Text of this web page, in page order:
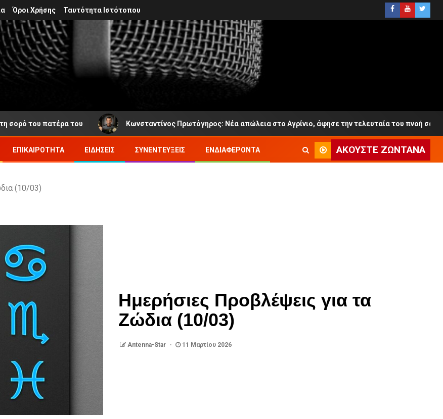
Όροι Χρήσης Ταυτότητα Ιστότοπου
πατέρα του Κωνσταντίνος Πρωτόγηρος: Νέα απώλεια στο Αγρίνιο, άφησε την τελευταία του πνοή σε ηλικία 65
ΕΠΙΚΑΙΡΌΤΗΤΑ ΕΙΔΉΣΕΙΣ ΣΥΝΕΝΤΕΎΞΕΙΣ ΕΝΔΙΑΦΈΡΟΝΤΑ ΑΚΟΎΣΤΕ ΖΩΝΤΑΝΆ
(10/03)
Ημερήσιες Προβλέψεις για τα
Ζώδια (10/03)
Antenna-Star 11 Μαρτίου 2026